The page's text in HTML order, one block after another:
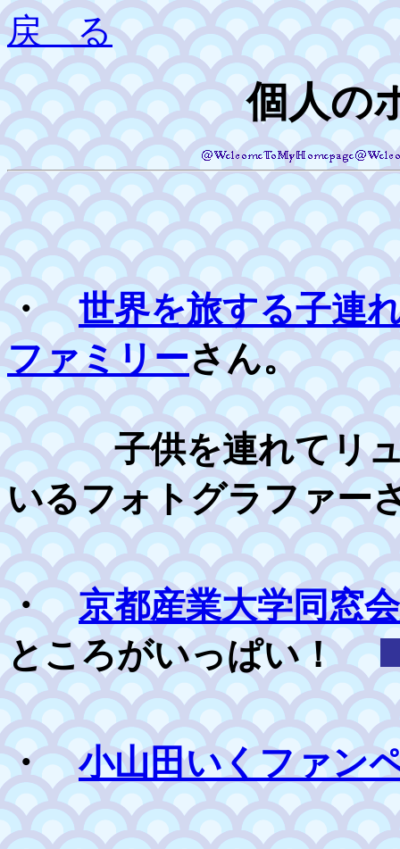
戻 る
個人の
・世界を旅する子連
ファミリーさん。
子供を連れてリュッ
いるフォトグラファー
・京都産業大学同窓
ところがいっぱい！
・小山田いくファン